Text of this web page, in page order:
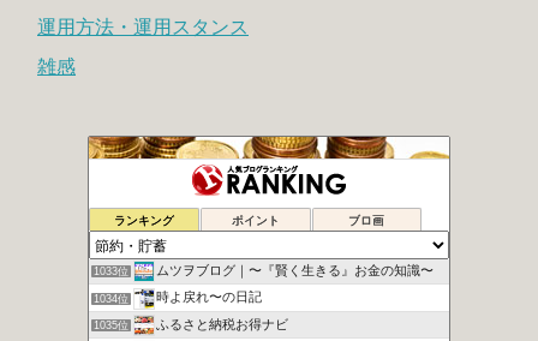
運用方法・運用スタンス
雑感
ランキング ポイント ブロ画
1031位 【【軌跡】】
1032位 【ハウハウ】ハウスのノウハウ│ 一級建築士のブログ
1033位 ムツヲブログ｜〜『賢く生きる』お金の知識〜
1034位 時よ戻れ〜の日記
1035位 ふるさと納税お得ナビ